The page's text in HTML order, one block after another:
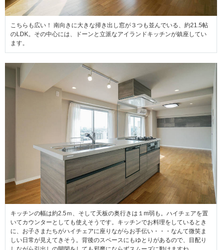
こちらも広い！ 南向きに大きな掃き出し窓が３つも並んでいる、約21.5帖
のLDK。その中心には、ドーンと立派なアイランドキッチンが鎮座してい
ます。
キッチンの幅は約2.5ｍ、そして天板の奥行きは１m弱も。ハイチェアを置
いてカウンターとしても使えそうです。キッチンでお料理をしているとき
に、お子さまたちがハイチェアに座りながらお手伝い・・・なんて微笑ま
しい日常が見えてきそう。背後のスペースにもゆとりがあるので、目配り